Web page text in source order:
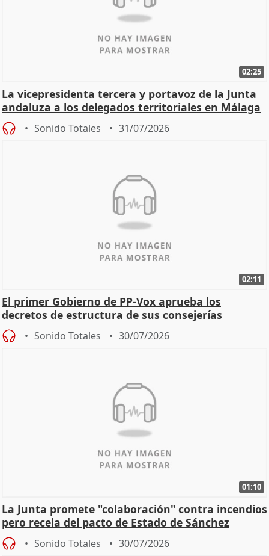
02:25
La vicepresidenta tercera y portavoz de la Junta
andaluza a los delegados territoriales en Málaga
Sonido Totales 31/07/2026
02:11
El primer Gobierno de PP-Vox aprueba los
decretos de estructura de sus consejerías
Sonido Totales 30/07/2026
01:10
La Junta promete "colaboración" contra incendios
pero recela del pacto de Estado de Sánchez
Sonido Totales 30/07/2026